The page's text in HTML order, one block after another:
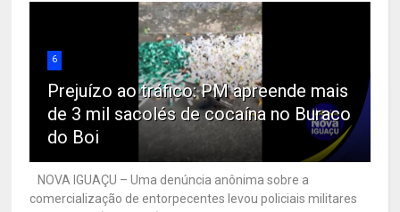
6
Prejuízo ao tráfico: PM apreende mais
de 3 mil sacolés de cocaína no Buraco
do Boi
NOVA IGUAÇU – Uma denúncia anônima sobre a
comercialização de entorpecentes levou policiais militares